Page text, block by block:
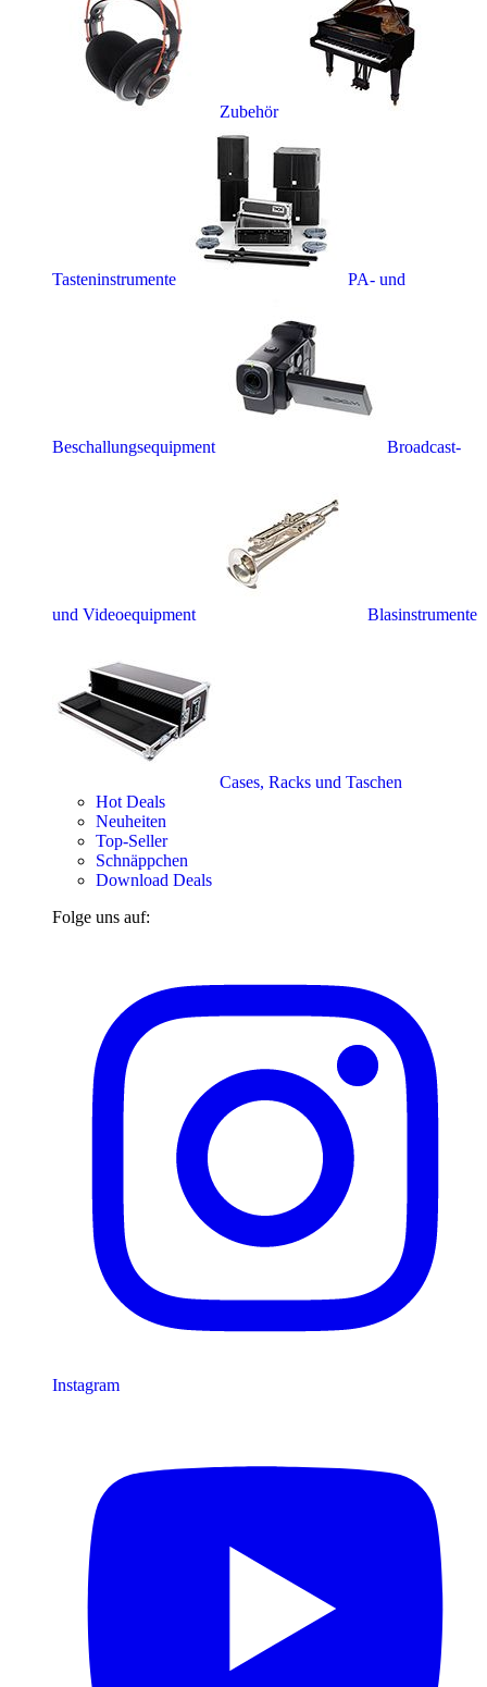
Zubehör
Tasteninstrumente PA- und
Beschallungsequipment Broadcast-
und Videoequipment Blasinstrumente
Cases, Racks und Taschen
Hot Deals
Neuheiten
Top-Seller
Schnäppchen
Download Deals
Folge uns auf:
Instagram